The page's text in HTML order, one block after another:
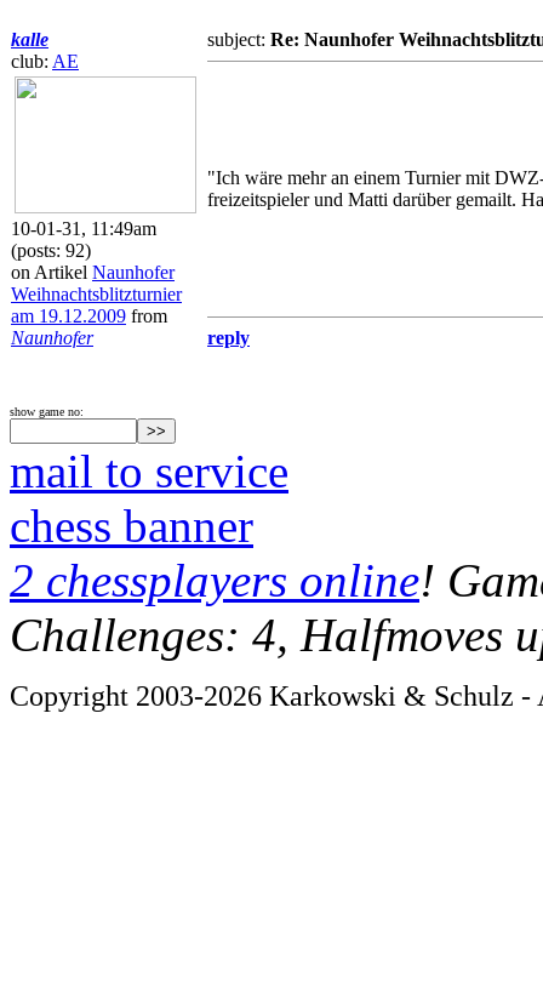
kalle
club: AE
10-01-31, 11:49am
(posts: 92)
on Artikel Naunhofer
Weihnachtsblitzturnier
am 19.12.2009 from
Naunhofer
subject: Re: Naunhofer
"Ich wäre mehr an einem Turnier mit
freizeitspieler und Matti darüber gemailt.
reply
show game no:
mail to service
chess banner
2 chessplayers online!
Challenges: 4, Halfmoves
Copyright 2003-2026 Karkowski & Schulz